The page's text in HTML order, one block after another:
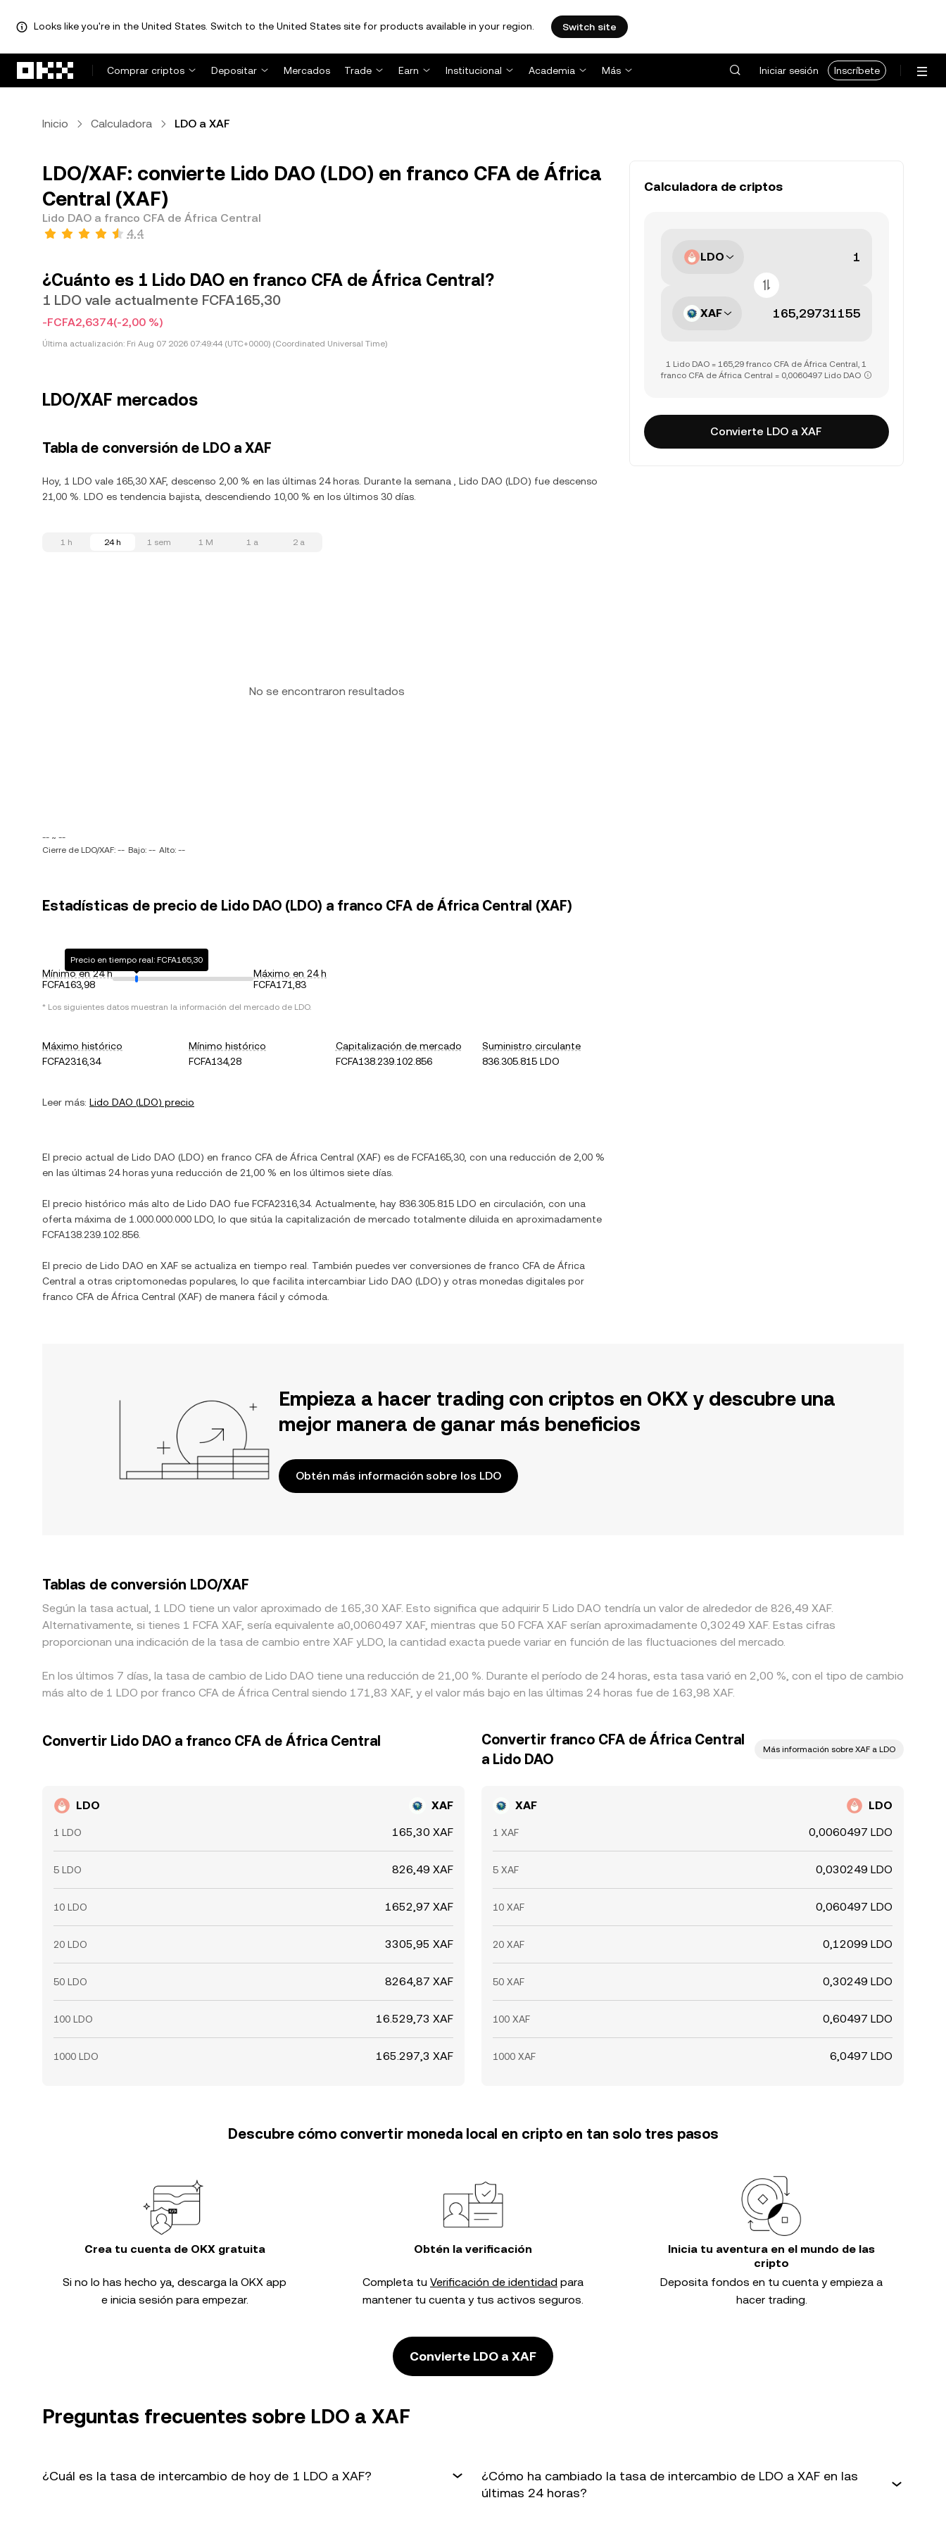
Looks like you're in the United States. Switch to the United States site for products available in your region. Switch site
Comprar criptos
Depositar Mercados Trade Earn Institucional Academia Más Iniciar sesión Inscríbete
Inicio Calculadora LDO a XAF
LDO/XAF: convierte Lido DAO (LDO) en franco CFA de África
Central (XAF)
Lido DAO a franco CFA de África Central
4,4
¿Cuánto es 1 Lido DAO en franco CFA de África Central?
1 LDO vale actualmente FCFA165,30
-FCFA2,6374(-2,00 %)
Última actualización: Fri Aug 07 2026 07:49:44 (UTC+0000) (Coordinated Universal Time)
LDO/XAF mercados
Tabla de conversión de LDO a XAF
Hoy, 1 LDO vale 165,30 XAF, descenso 2,00 % en las últimas 24 horas. Durante la semana , Lido DAO (LDO) fue descenso
21,00 %. LDO es tendencia bajista, descendiendo 10,00 % en los últimos 30 días.
1 h 24 h 1 sem 1 M 1 a 2 a
No se encontraron resultados
-- ~ --
Cierre de LDO/XAF: -- Bajo: -- Alto: --
Estadísticas de precio de Lido DAO (LDO) a franco CFA de África Central (XAF)
Mínimo en 24 h
FCFA163,98
Precio en tiempo real: FCFA165,30
Máximo en 24 h
FCFA171,83
* Los siguientes datos muestran la información del mercado de LDO.
Máximo histórico
FCFA2316,34
Mínimo histórico
FCFA134,28
Capitalización de mercado
FCFA138.239.102.856
Suministro circulante
836.305.815 LDO
Leer más: Lido DAO (LDO) precio
El precio actual de Lido DAO (LDO) en franco CFA de África Central (XAF) es de FCFA165,30 , con una reducción de 2,00 %
en las últimas 24 horas yuna reducción de 21,00 % en los últimos siete días.
El precio histórico más alto de Lido DAO fue FCFA2316,34. Actualmente, hay 836.305.815 LDO en circulación, con una
oferta máxima de 1.000.000.000 LDO , lo que sitúa la capitalización de mercado totalmente diluida en aproximadamente
FCFA138.239.102.856
El precio de Lido DAO en XAF se actualiza en tiempo real. También puedes ver conversiones de franco CFA de África
Central a otras criptomonedas populares, lo que facilita intercambiar Lido DAO (LDO) y otras monedas digitales por
franco CFA de África Central (XAF) de manera fácil y cómoda.
Calculadora de criptos
LDO
XAF
1 Lido DAO = 165,29 franco CFA de África Central, 1
franco CFA de África Central = 0,0060497 Lido DAO
Convierte LDO a XAF
Empieza a hacer trading con criptos en OKX y descubre una
mejor manera de ganar más beneficios
Obtén más información sobre los LDO
Tablas de conversión LDO/XAF
Según la tasa actual, 1 LDO tiene un valor aproximado de 165,30 XAF. Esto significa que adquirir 5 Lido DAO tendría un valor de alrededor de 826,49 XAF.
Alternativamente, si tienes 1 FCFA XAF, sería equivalente a0,0060497 XAF, mientras que 50 FCFA XAF serían aproximadamente 0,30249 XAF. Estas cifras
proporcionan una indicación de la tasa de cambio entre XAF yLDO, la cantidad exacta puede variar en función de las fluctuaciones del mercado.
En los últimos 7 días, la tasa de cambio de Lido DAO tiene una reducción de 21,00 %. Durante el período de 24 horas, esta tasa varió en 2,00 %, con el tipo de cambio
más alto de 1 LDO por franco CFA de África Central siendo 171,83 XAF, y el valor más bajo en las últimas 24 horas fue de 163,98 XAF.
Convertir Lido DAO a franco CFA de África Central
LDO XAF
1 LDO 165,30 XAF
5 LDO 826,49 XAF
10 LDO 1652,97 XAF
20 LDO 3305,95 XAF
50 LDO 8264,87 XAF
100 LDO 16.529,73 XAF
1000 LDO 165.297,3 XAF
Convertir franco CFA de África Central
a Lido DAO
Más información sobre XAF a LDO
XAF LDO
1 XAF 0,0060497 LDO
5 XAF 0,030249 LDO
10 XAF 0,060497 LDO
20 XAF 0,12099 LDO
50 XAF 0,30249 LDO
100 XAF 0,60497 LDO
1000 XAF 6,0497 LDO
Descubre cómo convertir moneda local en cripto en tan solo tres pasos
Crea tu cuenta de OKX gratuita
Si no lo has hecho ya, descarga la OKX app
e inicia sesión para empezar.
Obtén la verificación
Completa tu Verificación de identidad para
mantener tu cuenta y tus activos seguros.
Inicia tu aventura en el mundo de las
cripto
Deposita fondos en tu cuenta y empieza a
hacer trading.
Convierte LDO a XAF
Preguntas frecuentes sobre LDO a XAF
¿Cuál es la tasa de intercambio de hoy de 1 LDO a XAF?
¿Cómo ha cambiado la tasa de intercambio de LDO a XAF en las
últimas 24 horas?